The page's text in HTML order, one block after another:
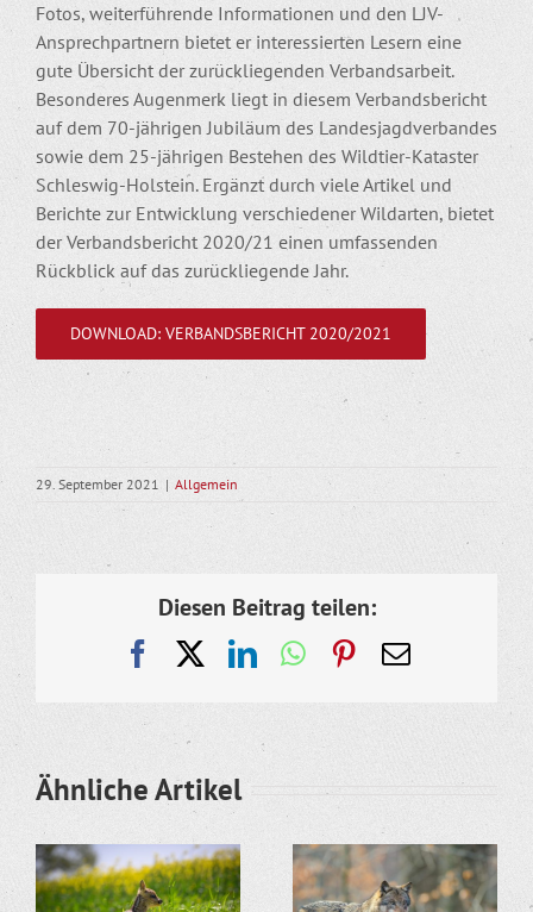
Fotos, weiterführende Informationen und den LJV-
Ansprechpartnern bietet er interessierten Lesern eine
gute Übersicht der zurückliegenden Verbandsarbeit.
Besonderes Augenmerk liegt in diesem Verbandsbericht
auf dem 70-jährigen Jubiläum des Landesjagdverbandes
sowie dem 25-jährigen Bestehen des Wildtier-Kataster
Schleswig-Holstein. Ergänzt durch viele Artikel und
Berichte zur Entwicklung verschiedener Wildarten, bietet
der Verbandsbericht 2020/21 einen umfassenden
Rückblick auf das zurückliegende Jahr.
DOWNLOAD: VERBANDSBERICHT 2020/2021
29. September 2021 | Allgemein
Diesen Beitrag teilen:
FacebookLinkedInWhatsApp
Pinterest
E-
Ähnliche Artikel